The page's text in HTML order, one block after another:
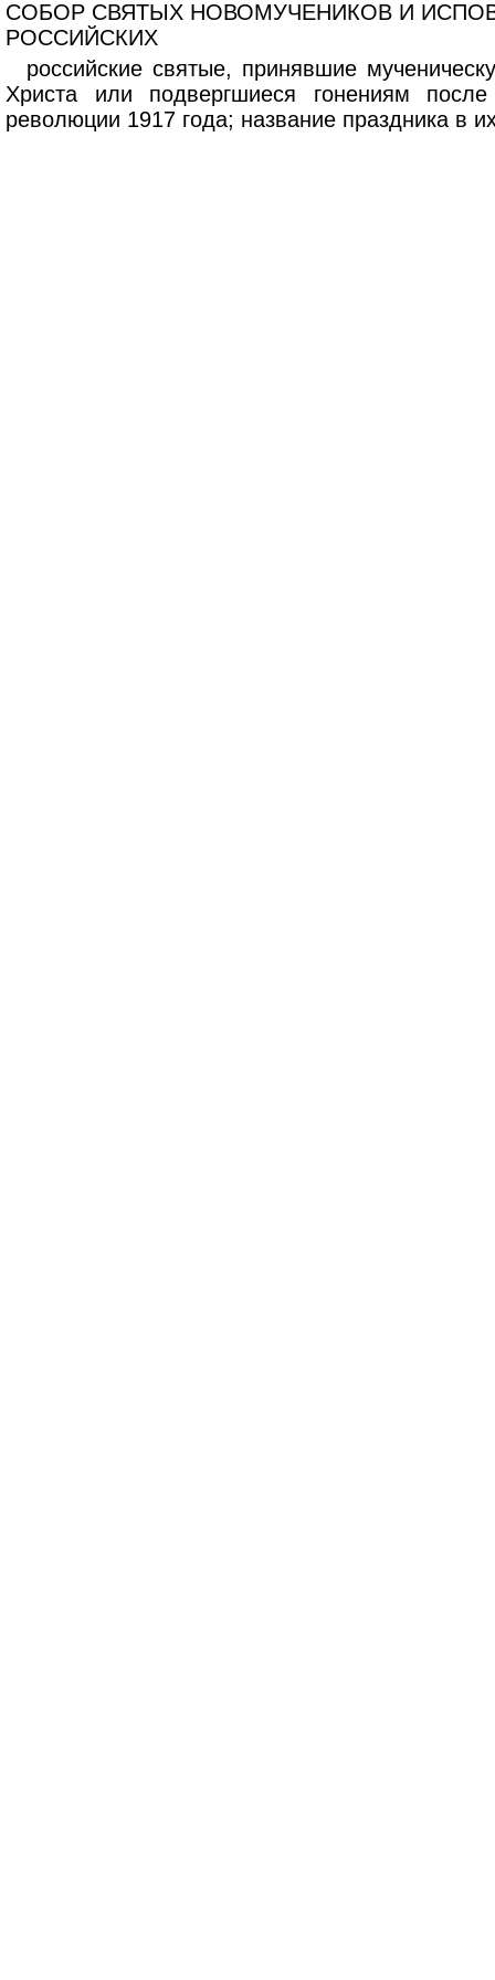
Перейти к основному содержанию
СОБОР СВЯТЫХ НОВОМУЧЕНИКОВ И
РОССИЙСКИХ
российские святые, принявшие
Христа или подвергшиеся гонениям после
революции 1917 года; название праздника в